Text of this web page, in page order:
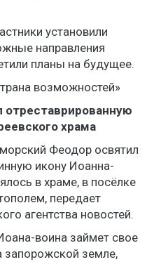
установили
направления
планы на будущее.
возможностей»
отреставрированную
храма
Феодор освятил
икону Иоанна-
в храме, в посёлке
передает
агентства новостей.
воина займет свое
запорожской земле,